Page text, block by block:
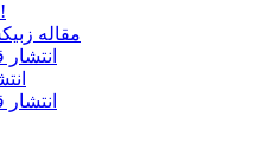
Zabbix 8.0 alpha1 منتشر شد!
مقاله